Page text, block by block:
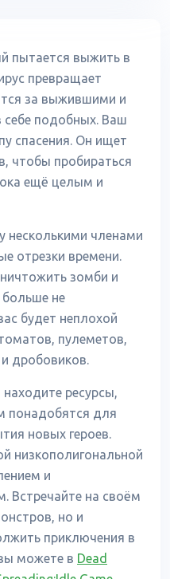
пытается выжить в
превращает
за выжившими и
себе подобных. Ваш
спасения. Он ищет
чтобы пробираться
ещё целым и
несколькими членами
отрезки времени.
зомби и
не
будет неплохой
пулеметов,
дробовиков.
ресурсы,
понадобятся для
новых героев.
низкополигональной
и
Встречайте на своём
но и
приключения в
можете в Dead